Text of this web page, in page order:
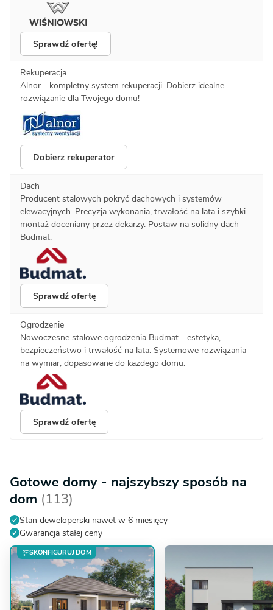
Sprawdź ofertę!
Rekuperacja
Alnor - kompletny system rekuperacji. Dobierz idealne
rozwiązanie dla Twojego domu!
Dobierz rekuperator
Dach
Producent stalowych pokryć dachowych i systemów
elewacyjnych. Precyzja wykonania, trwałość na lata i szybki
montaż doceniany przez dekarzy. Postaw na solidny dach
Budmat.
Sprawdź ofertę
Ogrodzenie
Nowoczesne stalowe ogrodzenia Budmat - estetyka,
bezpieczeństwo i trwałość na lata. Systemowe rozwiązania
na wymiar, dopasowane do każdego domu.
Sprawdź ofertę
Gotowe domy - najszybszy sposób na
dom (113)
Stan deweloperski nawet w 6 miesięcy
Gwarancja stałej ceny
SKONFIGURUJ DOM